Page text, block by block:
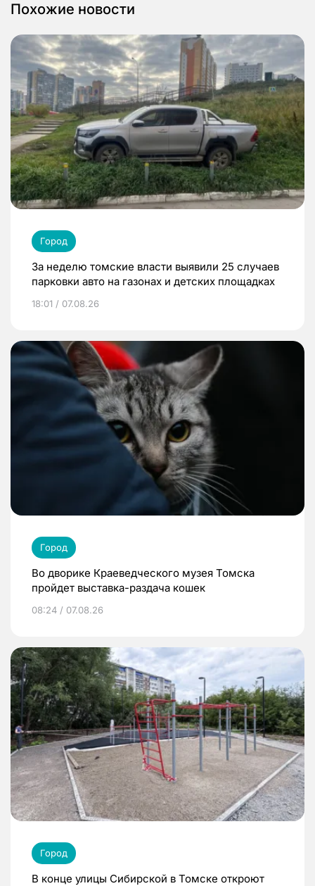
Похожие новости
Город
За неделю томские власти выявили 25 случаев
парковки авто на газонах и детских площадках
18:01 / 07.08.26
Город
Во дворике Краеведческого музея Томска
пройдет выставка-раздача кошек
08:24 / 07.08.26
Город
В конце улицы Сибирской в Томске откроют